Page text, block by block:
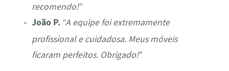
recomendo!”
João P. “A equipe foi extremamente
profissional e cuidadosa. Meus móveis
ficaram perfeitos. Obrigado!”